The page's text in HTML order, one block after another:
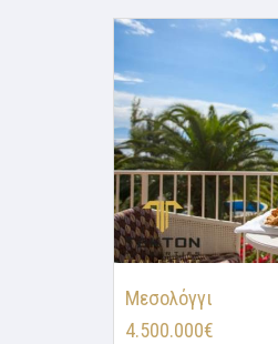
Μεσολόγγι
4.500.000€